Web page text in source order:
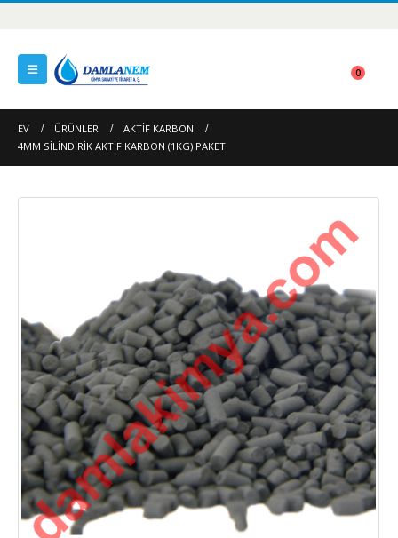
0
EV ÜRÜNLER
AKTIF KARBON
4MM SILINDIRIK AKTIF KARBON (1KG) PAKET